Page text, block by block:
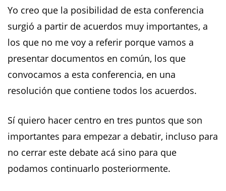
Yo creo que la posibilidad de esta conferencia
surgió a partir de acuerdos muy importantes, a
los que no me voy a referir porque vamos a
presentar documentos en común, los que
convocamos a esta conferencia, en una
resolución que contiene todos los acuerdos.
Sí quiero hacer centro en tres puntos que son
importantes para empezar a debatir, incluso para
no cerrar este debate acá sino para que
podamos continuarlo posteriormente.